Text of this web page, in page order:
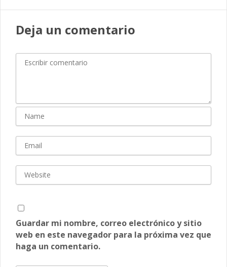
Deja un comentario
Guardar mi nombre, correo electrónico y sitio
web en este navegador para la próxima vez que
haga un comentario.